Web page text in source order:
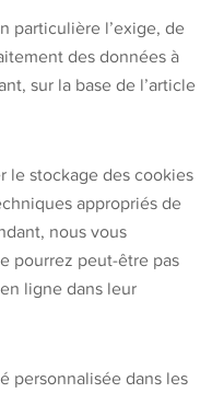
particulière l’exige, de
des données à
sur la base de l’article
le stockage des cookies
appropriés de
nous vous
pourrez peut-être pas
ligne dans leur
personnalisée dans les